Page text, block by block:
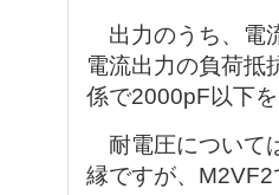
出力のうち、電
電流出力の負荷抵
係で2000pF以下
耐電圧について
縁ですが、